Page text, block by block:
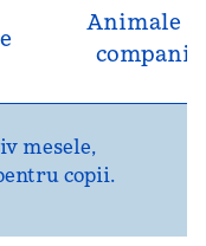
Animale
companie
mesele,
copii.